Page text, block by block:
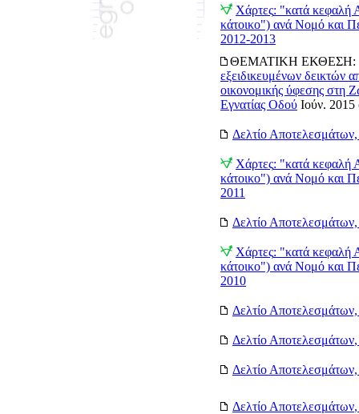
Χάρτες: "κατά
κάτοικο") ανά Νομό και
2012-2013
ΘΕΜΑΤΙΚΗ ΕΚΘΕΣΗ:
εξειδικευμένων δεικτών
οικονομικής ύφεσης στη
Εγνατίας Οδού Ιούν. 2015
Δελτίο
Χάρτες: "κατά
κάτοικο") ανά Νομό και
2011
Δελτίο
Χάρτες: "κατά
κάτοικο") ανά Νομό και
2010
Δελτίο
Δελτίο Αποτελεσμάτων
Δελτίο Αποτελεσμάτων,
Δελτίο Αποτελεσμάτων